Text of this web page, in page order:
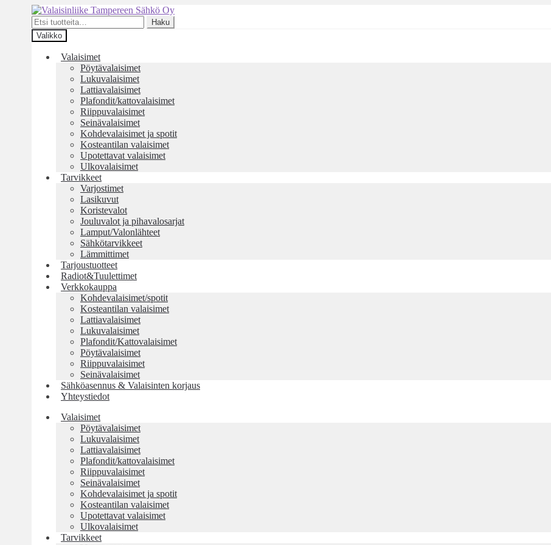
Siirry
navigointiin
Siirry
sisältöön
Etsi:
Haku
Valikko
Valaisimet
Pöytävalaisimet
Lukuvalaisimet
Lattiavalaisimet
Plafondit/kattovalaisimet
Riippuvalaisimet
Seinävalaisimet
Kohdevalaisimet ja spotit
Kosteantilan valaisimet
Upotettavat valaisimet
Ulkovalaisimet
Tarvikkeet
Varjostimet
Lasikuvut
Koristevalot
Jouluvalot ja pihavalosarjat
Lamput/Valonlähteet
Sähkötarvikkeet
Lämmittimet
Tarjoustuotteet
Radiot&Tuulettimet
Verkkokauppa
Kohdevalaisimet/spotit
Kosteantilan valaisimet
Lattiavalaisimet
Lukuvalaisimet
Plafondit/Kattovalaisimet
Pöytävalaisimet
Riippuvalaisimet
Seinävalaisimet
Sähköasennus & Valaisinten korjaus
Yhteystiedot
Valaisimet
Pöytävalaisimet
Lukuvalaisimet
Lattiavalaisimet
Plafondit/kattovalaisimet
Riippuvalaisimet
Seinävalaisimet
Kohdevalaisimet ja spotit
Kosteantilan valaisimet
Upotettavat valaisimet
Ulkovalaisimet
Tarvikkeet